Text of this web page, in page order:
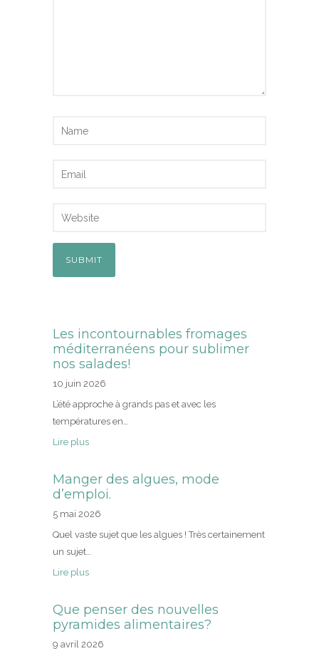
Les incontournables fromages
méditerranéens pour sublimer
nos salades!
10 juin 2026
L’été approche à grands pas et avec les
températures en…
Lire plus
Manger des algues, mode
d’emploi.
5 mai 2026
Quel vaste sujet que les algues ! Très certainement
un sujet…
Lire plus
Que penser des nouvelles
pyramides alimentaires?
9 avril 2026